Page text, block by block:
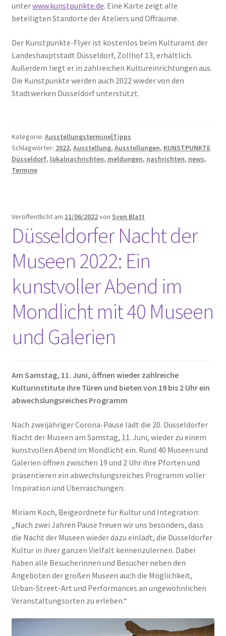
unterwww.kunstpunkte.de. Eine Karte zeigt alle
beteiligten Standorte der Ateliers und Offräume.
Der Kunstpunkte-Flyer ist kostenlos beim Kulturamt der
Landeshauptstadt Düsseldorf, Zollhof 13, erhältlich.
Außerdem liegt er in zahlreichen Kultureinrichtungen aus.
Die Kunstpunkte werden auch 2022 wieder von den
Stadtwerken Düsseldorf unterstützt.
Kategorie: Ausstellungstermine|Tipps
Schlagwörter: 2022, Ausstellung, Ausstellungen, KUNSTPUNKTE
Düsseldorf, lokalnachrichten, meldungen, nachrichten, news,
Termine
Veröffentlicht am 11/06/2022von Sven Blatt
Düsseldorfer Nacht der
Museen 2022: Ein
kunstvoller Abend im
Mondlicht mit 40 Museen
und Galerien
Am Samstag, 11. Juni, öffnen wieder zahlreiche
Kulturinstitute ihre Türen und bieten von 19 bis 2 Uhr ein
abwechslungsreiches Programm
Nach zweijähriger Corona-Pause lädt die 20. Düsseldorfer
Nacht der Museen am Samstag, 11. Juni, wieder zu einem
kunstvollen Abend im Mondlicht ein. Rund 40 Museen und
Galerien öffnen zwischen 19 und 2 Uhr ihre Pforten und
präsentieren ein abwechslungsreiches Programm voller
Inspiration und Überraschungen.
Miriam Koch, Beigeordnete für Kultur und Integration:
„Nach zwei Jahren Pause freuen wir uns besonders, dass
die Nacht der Museen wieder dazu einlädt, die Düsseldorfer
Kultur in ihrer ganzen Vielfalt kennenzulernen. Dabei
haben alle Besucherinnen und Besucher neben den
Angeboten der großen Museen auch die Möglichkeit,
Urban-Street-Art und Performances an ungewöhnlichen
Veranstaltungsorten zu erleben.“